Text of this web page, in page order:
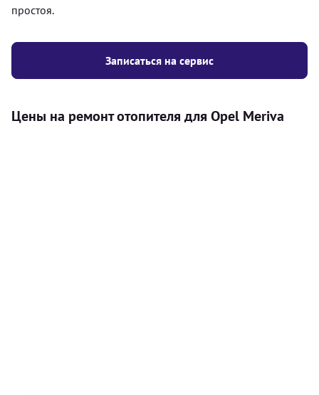
Записаться на сервис
простоя.
Цены на ремонт отопителя для Opel Meriva